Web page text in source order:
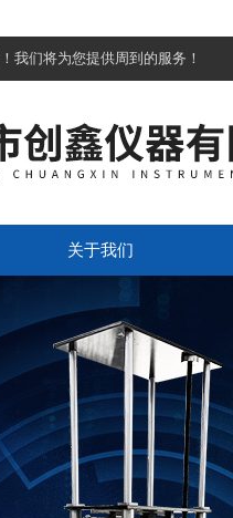
我们将为您提供周到的服务！
关于我们